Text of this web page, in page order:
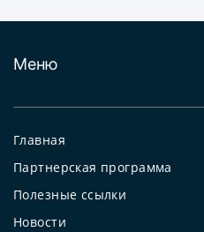
Меню
Главная
Партнерская программа
Полезные ссылки
Новости